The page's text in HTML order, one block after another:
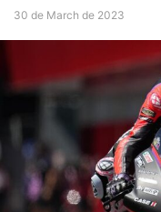
30 de March de 2023